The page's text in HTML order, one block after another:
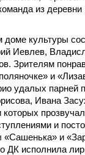
из деревни
доме культуры
Иевлев,
Зрителям
и
удалых
Ивана
которых
и
«Сашенька» и
ДК исполнила